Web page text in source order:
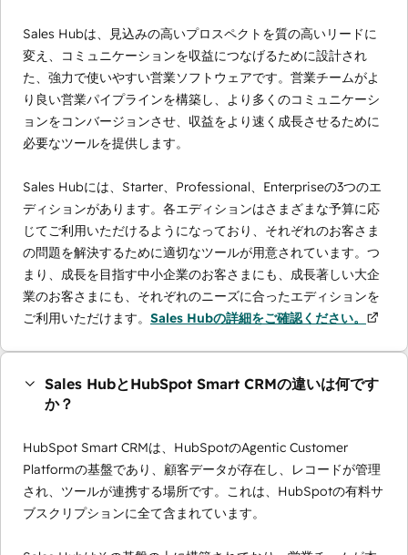
Sales Hubは、見込みの高いプロスペクトを質の高いリードに
変え、コミュニケーションを収益につなげるために設計され
た、強力で使いやすい営業ソフトウェアです。営業チームがよ
り良い営業パイプラインを構築し、より多くのコミュニケーシ
ョンをコンバージョンさせ、収益をより速く成長させるために
必要なツールを提供します。
Sales Hubには、Starter、Professional、Enterpriseの3つのエ
ディションがあります。各エディションはさまざまな予算に応
じてご利用いただけるようになっており、それぞれのお客さま
の問題を解決するために適切なツールが用意されています。つ
まり、成長を目指す中小企業のお客さまにも、成長著しい大企
業のお客さまにも、それぞれのニーズに合ったエディションを
ご利用いただけます。 Sales Hubの詳細をご確認ください。
Sales HubとHubSpot Smart CRMの違いは何です
か？
HubSpot Smart CRMは、HubSpotのAgentic Customer
Platformの基盤であり、顧客データが存在し、レコードが管理
され、ツールが連携する場所です。これは、HubSpotの有料サ
ブスクリプションに全て含まれています。